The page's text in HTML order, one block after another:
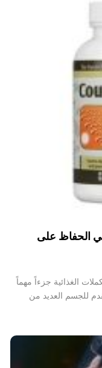
في الحفاظ على
الغذائية جزءاً مهماً
للجسم العديد من